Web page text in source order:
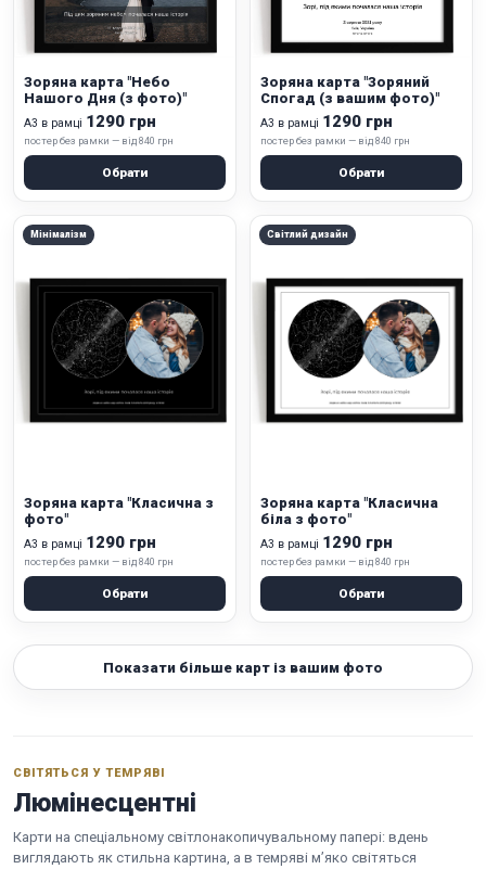
Зоряна карта "Небо
Нашого Дня (з фото)"
А3 в рамці 1290 грн
постер без рамки — від 840 грн
Обрати
Зоряна карта "Зоряний
Спогад (з вашим фото)"
А3 в рамці 1290 грн
постер без рамки — від 840 грн
Обрати
Мінімалізм
Зоряна карта "Класична з
фото"
А3 в рамці 1290 грн
постер без рамки — від 840 грн
Обрати
Світлий дизайн
Зоряна карта "Класична
біла з фото"
А3 в рамці 1290 грн
постер без рамки — від 840 грн
Обрати
Показати більше карт із вашим фото
СВІТЯТЬСЯ У ТЕМРЯВІ
Люмінесцентні
Карти на спеціальному світлонакопичувальному папері: вдень
виглядають як стильна картина, а в темряві м’яко світяться